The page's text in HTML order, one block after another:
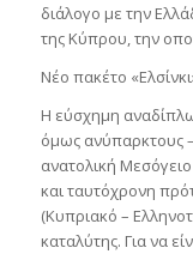
διάλογο με την
της Κύπρου, την
Νέο πακέτο
Η εύσχημη
όμως ανύπαρκτους
ανατολική
και ταυτόχρονη
(Κυπριακό –
καταλύτης. Για να